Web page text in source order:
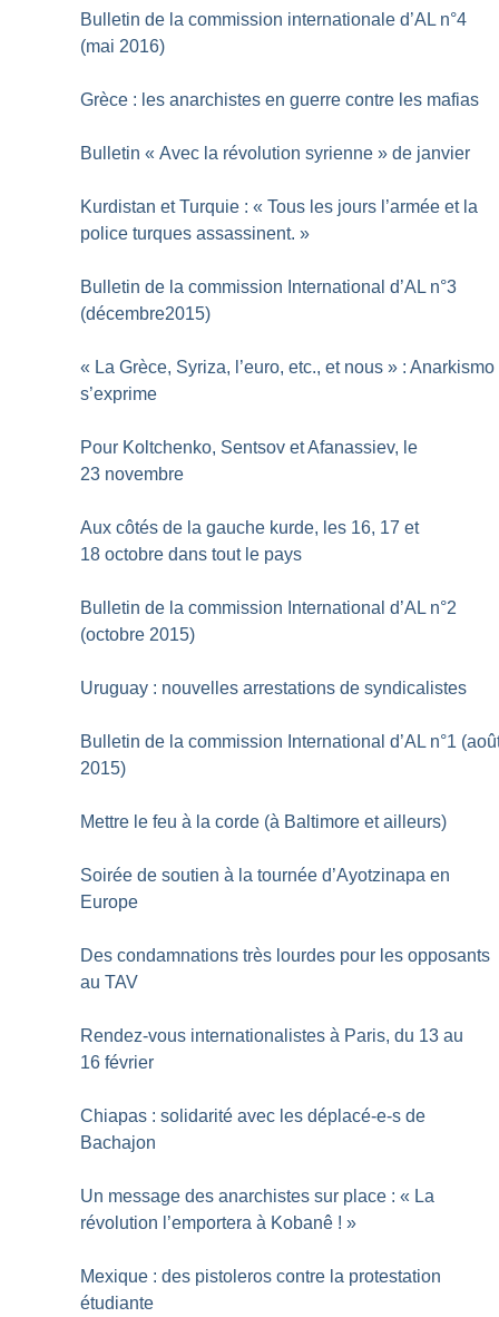
Bulletin de la commission internationale d’AL n°4
(mai 2016)
Grèce : les anarchistes en guerre contre les mafias
Bulletin « Avec la révolution syrienne » de janvier
Kurdistan et Turquie : « Tous les jours l’armée et la
police turques assassinent. »
Bulletin de la commission International d’AL n°3
(décembre2015)
« La Grèce, Syriza, l’euro, etc., et nous » : Anarkismo
s’exprime
Pour Koltchenko, Sentsov et Afanassiev, le
23 novembre
Aux côtés de la gauche kurde, les 16, 17 et
18 octobre dans tout le pays
Bulletin de la commission International d’AL n°2
(octobre 2015)
Uruguay : nouvelles arrestations de syndicalistes
Bulletin de la commission International d’AL n°1
2015)
Mettre le feu à la corde (à Baltimore et ailleurs)
Soirée de soutien à la tournée d’Ayotzinapa en
Europe
Des condamnations très lourdes pour les opposants
au TAV
Rendez-vous internationalistes à Paris, du 13 au
16 février
Chiapas : solidarité avec les déplacé-e-s de
Bachajon
Un message des anarchistes sur place : « La
révolution l’emportera à Kobanê ! »
Mexique : des pistoleros contre la protestation
étudiante